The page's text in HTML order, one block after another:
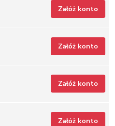
Załóż konto
Załóż konto
Załóż konto
Załóż konto